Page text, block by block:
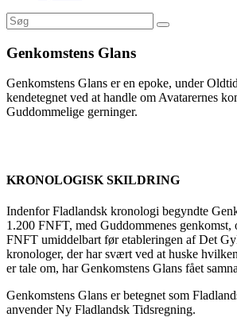
Genkomstens Glans
Genkomstens Glans er en epoke, under
kendetegnet ved at handle om Avatarernes
Guddommelige gerninger.
KRONOLOGISK SKILDRING
Indenfor Fladlandsk kronologi begyndte
1.200 FNFT, med Guddommenes genkomst,
FNFT umiddelbart før etableringen af Det
kronologer, der har svært ved at huske
er tale om, har Genkomstens Glans fået
Genkomstens Glans er betegnet som
anvender Ny Fladlandsk Tidsregning.